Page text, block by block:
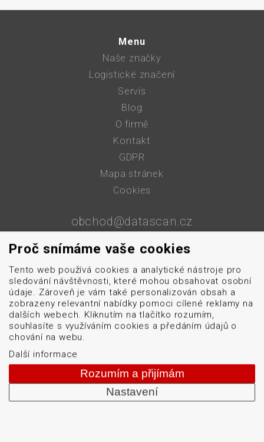
Menu
Naše značky
Logistické značení
Servis
Blog
O firmě
Kontakt
GDPR
Mapa stránek
Cookies
obchod@datascan.cz
+420 513 035 401
Od roku 1992 dodáváme systémy pro čtení a tisk
čárových kódů: snímače čárových kódů, tiskárny karet
a etiket, mobilní terminály, aplikátory etiket, systémy
strojového vidění, software, bezdrátové sítě, etikety a
barvicí pásky. Školíme a servisujeme. Mezi naši
specializaci patří: termotiskárny, bezdrátové čtečky
čárových kódů, tiskárny samolepicích štítků a etiket.
DATASCAN, s.r.o.
Proč snímáme vaše cookies
Tento web používá cookies a analytické nástroje pro
sledování návštěvnosti, které mohou obsahovat osobní
údaje. Zároveň je vám také personalizován obsah a
zobrazeny relevantní nabídky pomoci cílené reklamy na
dalších webech. Kliknutím na tlačítko rozumím,
souhlasíte s využíváním cookies a předáním údajů o
chování na webu.
Další informace
Rozumím a přijímám
Nastavení